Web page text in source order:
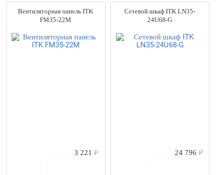
Вентиляторная панель ITK
FM35-22M
3 221₽
Сетевой шкаф ITK LN35-
24U68-G
24 796 ₽